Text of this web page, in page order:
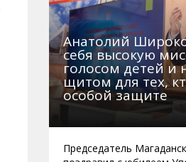
Анатолий
себя высокую
голосом детей и
щитом для тех,
особой защите
Председатель